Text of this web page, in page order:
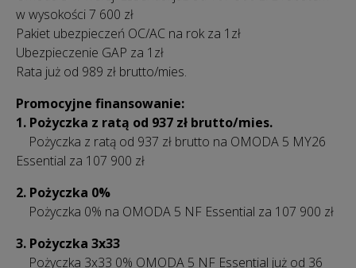
w wysokości 7 600 zł
Pakiet ubezpieczeń OC/AC na rok za 1zł
Ubezpieczenie GAP za 1zł
Rata już od 989 zł brutto/mies.
Promocyjne finansowanie:
1. Pożyczka z ratą od 937 zł brutto/mies.
Pożyczka z ratą od 937 zł brutto na OMODA 5 MY26
Essential za 107 900 zł
2. Pożyczka 0%
Pożyczka 0% na OMODA 5 NF Essential za 107 900 zł
3. Pożyczka 3x33
Pożyczka 3x33 0% OMODA 5 NF Essential już od 36